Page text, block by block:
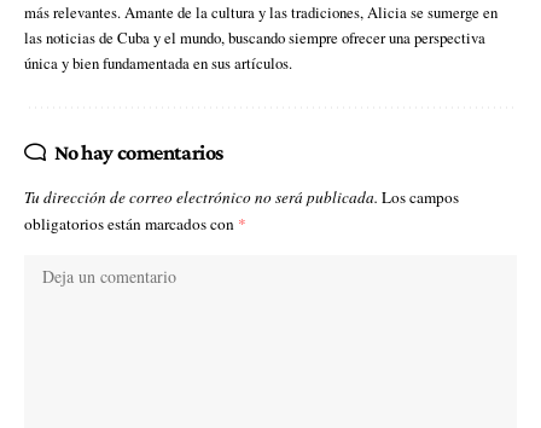
más relevantes. Amante de la cultura y las tradiciones, Alicia se sumerge en
las noticias de Cuba y el mundo, buscando siempre ofrecer una perspectiva
única y bien fundamentada en sus artículos.
No hay comentarios
Tu dirección de correo electrónico no será publicada. Los campos
obligatorios están marcados con *